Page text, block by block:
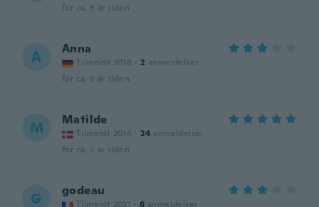
for ca. 5 år siden
A Anna
Tilmeldt 2018 · 2 anmeldelser
for ca. 5 år siden
M Matilde
Tilmeldt 2014 · 24 anmeldelser
for ca. 5 år siden
G godeau
Tilmeldt 2021 · 6 anmeldelser